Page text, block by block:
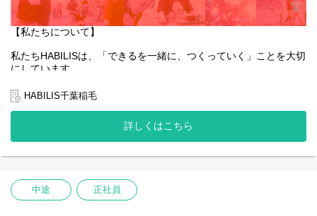
【私たちについて】
私たちHABILISは、「できるを一緒に、つくっていく」ことを大切
にしています。
行っている企業です。
いくことはもちろんのこと、一緒に働くスタッフ自身の「でき
る」も同じように大切にしています。
そんな想いを抱える方にとって、今できることから始め、未来の
あなたの「できる」が、HABILISで広がっていくことを心から応援
HABILIS千葉稲毛
詳しくはこちら
中途 正社員